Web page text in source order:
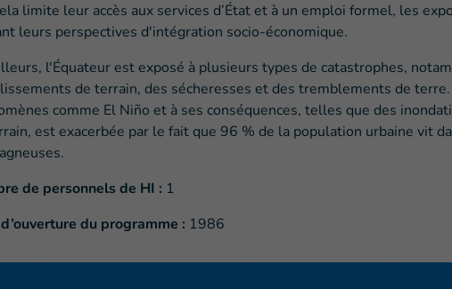
limite leur accès aux services d’État et à un emploi formel, les
leurs perspectives d'intégration socio-économique.
l'Équateur est exposé à plusieurs types de catastrophes,
de terrain, des sécheresses et des tremblements de
comme El Niño et à ses conséquences, telles que des
est exacerbée par le fait que 96 % de la population urbaine vit
de personnels de HI : 1
du programme : 1986